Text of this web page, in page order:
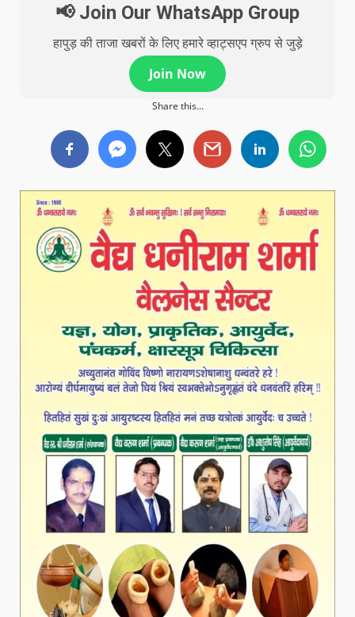
📢 Join Our WhatsApp Group
हापुड़ की ताजा खबरों के लिए हमारे व्हाट्सएप ग्रुप से जुड़े
Join Now
Share this...